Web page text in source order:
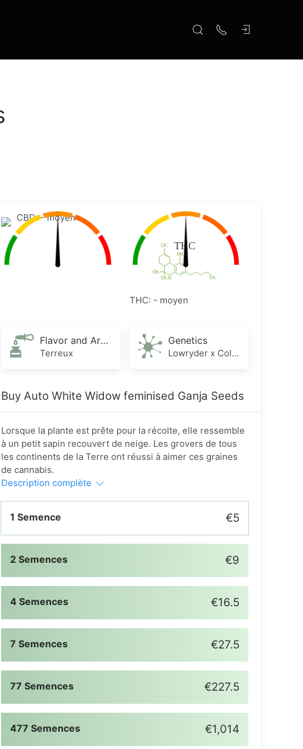
CBD: - moyen
THC: - moyen
Flavor and Aroma
Terreux
Genetics
Lowryder x Colombian x White Widow
Buy Auto White Widow feminised Ganja Seeds
Lorsque la plante est prête pour la récolte, elle ressemble
à un petit sapin recouvert de neige. Les grovers de tous
les continents de la Terre ont réussi à aimer ces graines
de cannabis.
Description complète
1 Semence €5
2 Semences €9
4 Semences €16.5
7 Semences €27.5
77 Semences €227.5
477 Semences €1,014